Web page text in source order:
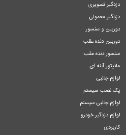
دزدگیر تصویری
دزدگیر معمولی
دوربین و سنسور
دوربین دنده عقب
سنسور دنده عقب
مانیتور آینه ای
لوازم جانبی
پک نصب سیستم
لوازم جانبی سیستم
لوازم دزدگیر خودرو
کاربردی